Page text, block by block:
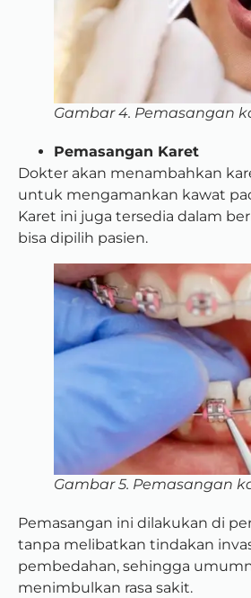
Gambar 4. Pemasangan
Pemasangan Karet
Dokter akan menambahkan
untuk mengamankan kawat
Karet ini juga tersedia dalam
bisa dipilih pasien.
Gambar 5. Pemasangan
Pemasangan ini dilakukan di
tanpa melibatkan tindakan
pembedahan, sehingga
menimbulkan rasa sakit.